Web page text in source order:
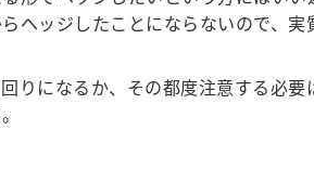
ヘッジしたことにならないので、
りになるか、その都度注意する必